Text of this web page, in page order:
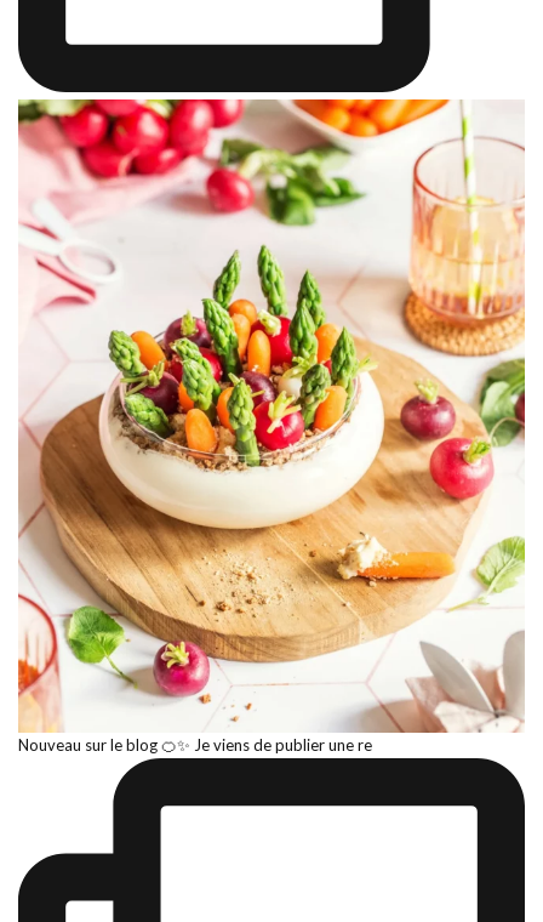
Nouveau sur le blog 🍊✨ Je viens de publier une re